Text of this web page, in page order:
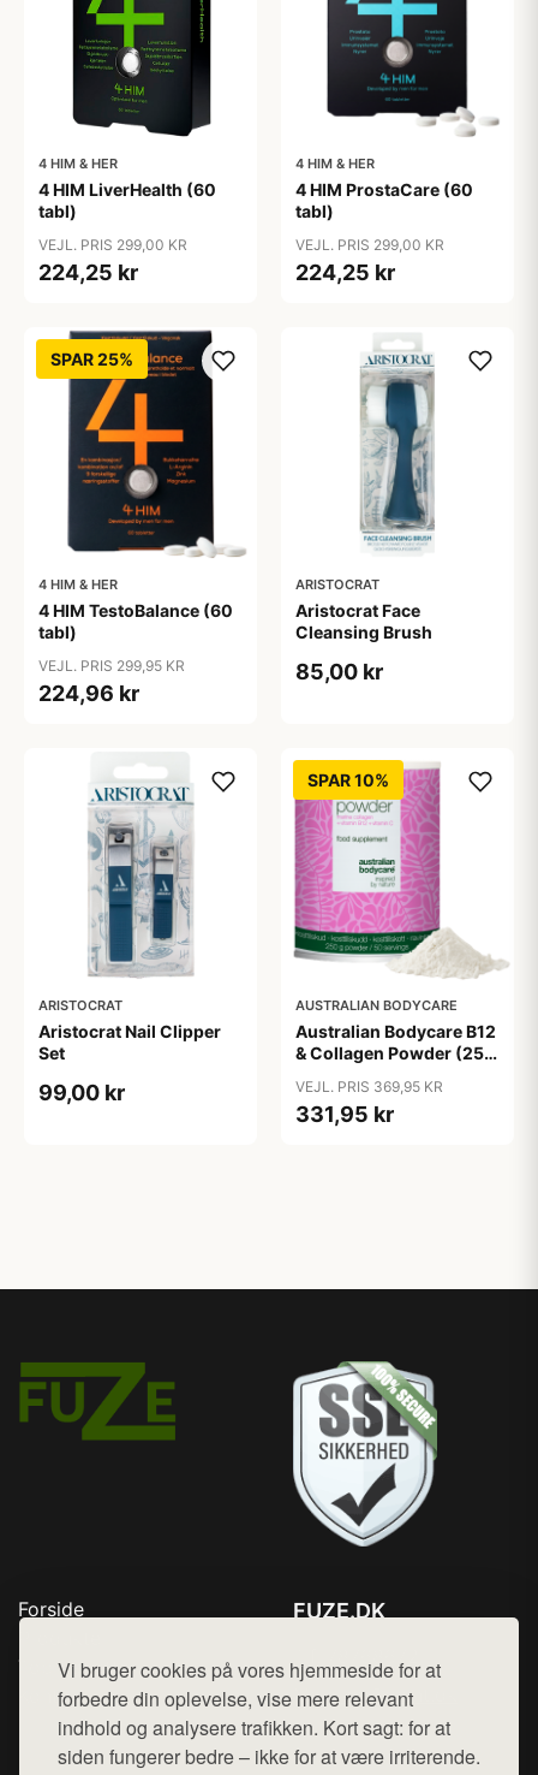
Vi bruger cookies på vores hjemmeside for at
forbedre din oplevelse, vise mere relevant
indhold og analysere trafikken. Kort sagt: for at
siden fungerer bedre – ikke for at være irriterende.
4 HIM & HER
4 HIM LiverHealth (60
tabl)
VEJL. PRIS 299,00 KR
224,25 kr
4 HIM & HER
4 HIM ProstaCare (60
tabl)
VEJL. PRIS 299,00 KR
224,25 kr
SPAR 25%
4 HIM & HER
4 HIM TestoBalance (60
tabl)
VEJL. PRIS 299,95 KR
224,96 kr
ARISTOCRAT
Aristocrat Face
Cleansing Brush
85,00 kr
ARISTOCRAT
Aristocrat Nail Clipper
Set
99,00 kr
SPAR 10%
AUSTRALIAN BODYCARE
Australian Bodycare B12
& Collagen Powder (250
VEJL. PRIS 369,95 KR
331,95 kr
Forside
Top Rabatter
Kontakt
FUZE.DK
Mail: hej@want.dk
Cookie- og privatlivspolitik